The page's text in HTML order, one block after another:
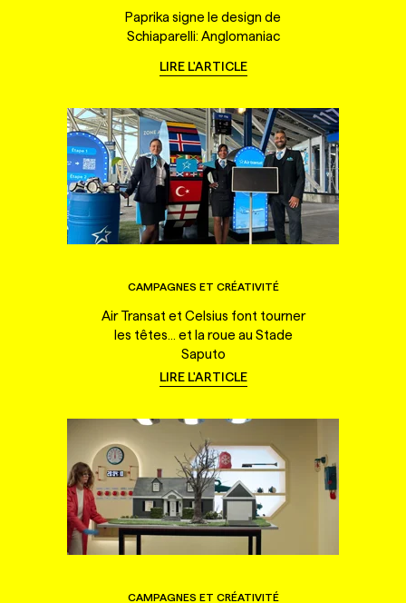
Paprika signe le design de
Schiaparelli: Anglomaniac
LIRE L'ARTICLE
CAMPAGNES ET CRÉATIVITÉ
Air Transat et Celsius font tourner
les têtes... et la roue au Stade
Saputo
LIRE L'ARTICLE
CAMPAGNES ET CRÉATIVITÉ